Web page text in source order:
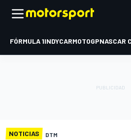
FÓRMULA 1INDYCARMOTOGPNASCAR
NOTICIAS DTM